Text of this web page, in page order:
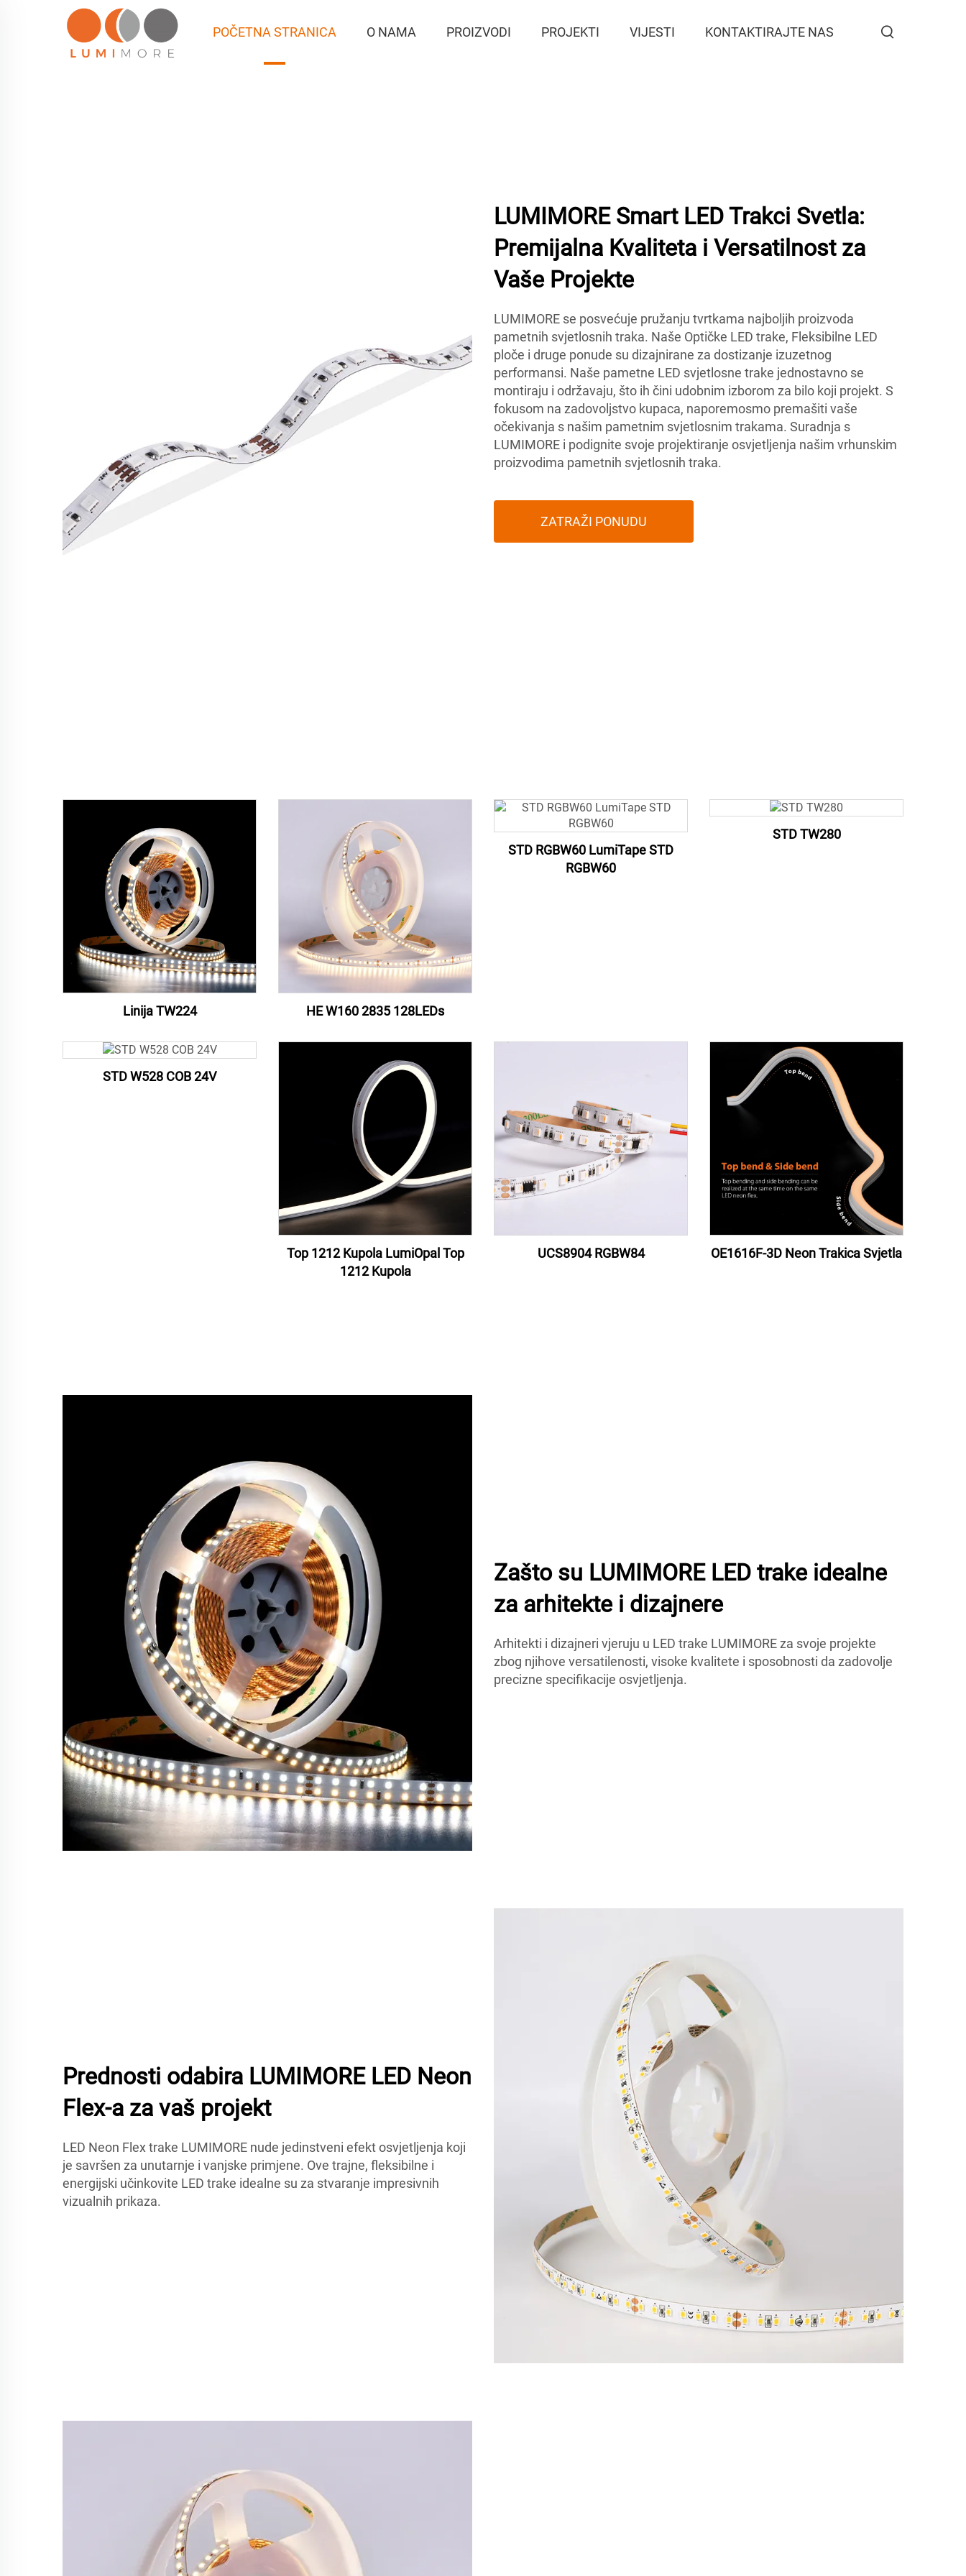
POČETNA STRANICA O NAMA PROIZVODI PROJEKTI VIJESTI KONTAKTIRAJTE NAS
LUMIMORE Smart LED Trakci Svetla:
Premijalna Kvaliteta i Versatilnost za
Vaše Projekte
LUMIMORE se posvećuje pružanju tvrtkama najboljih proizvoda
pametnih svjetlosnih traka. Naše Optičke LED trake, Fleksibilne LED
ploče i druge ponude su dizajnirane za dostizanje izuzetnog
performansi. Naše pametne LED svjetlosne trake jednostavno se
montiraju i održavaju, što ih čini udobnim izborom za bilo koji projekt. S
fokusom na zadovoljstvo kupaca, naporemosmo premašiti vaše
očekivanja s našim pametnim svjetlosnim trakama. Suradnja s
LUMIMORE i podignite svoje projektiranje osvjetljenja našim vrhunskim
proizvodima pametnih svjetlosnih traka.
ZATRAŽI PONUDU
Linija TW224 HE W160 2835 128LEDs
STD RGBW60 LumiTape STD
RGBW60
STD TW280
STD W528 COB 24V
Top 1212 Kupola LumiOpal Top
1212 Kupola
UCS8904 RGBW84 OE1616F-3D Neon Trakica Svjetla
Zašto su LUMIMORE LED trake idealne
za arhitekte i dizajnere
Arhitekti i dizajneri vjeruju u LED trake LUMIMORE za svoje projekte
zbog njihove versatilenosti, visoke kvalitete i sposobnosti da zadovolje
precizne specifikacije osvjetljenja.
Prednosti odabira LUMIMORE LED Neon
Flex-a za vaš projekt
LED Neon Flex trake LUMIMORE nude jedinstveni efekt osvjetljenja koji
je savršen za unutarnje i vanjske primjene. Ove trajne, fleksibilne i
energijski učinkovite LED trake idealne su za stvaranje impresivnih
vizualnih prikaza.